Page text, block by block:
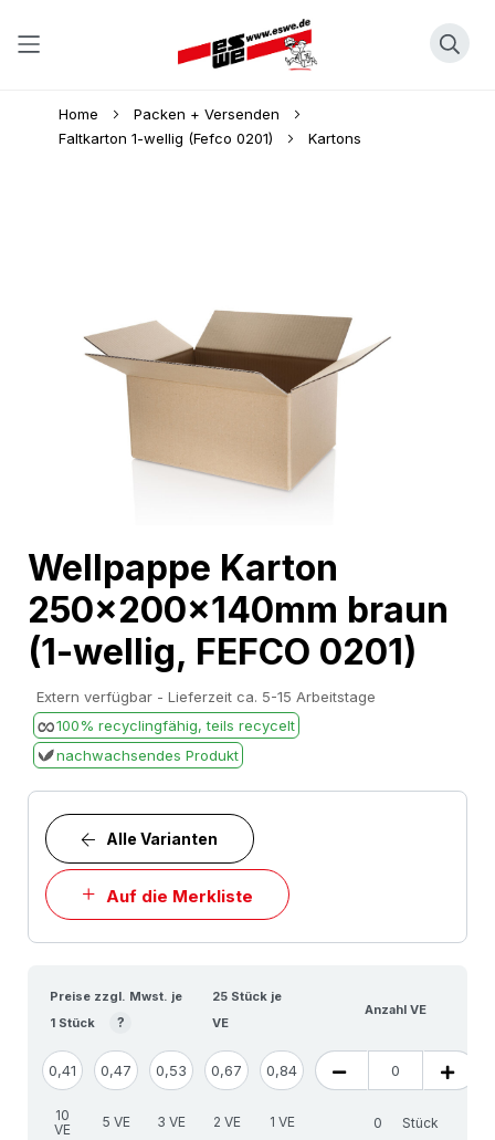
Home
Packen + Versenden
Faltkarton 1-wellig (Fefco 0201)
Kartons
to
the
beginning
of
the
images
gallery
Wellpappe Karton
250x200x140mm braun
(1-wellig, FEFCO 0201)
Extern verfügbar - Lieferzeit ca. 5-15 Arbeitstage
100% recyclingfähig, teils recycelt
nachwachsendes Produkt
Auf die Merkliste
Alle Varianten
Preise zzgl. Mwst. je
1 Stück
?
25 Stück je
VE
Anzahl VE
0,41 0,47 0,53 0,67 0,84
10
VE
5 VE 3 VE 2 VE 1 VE Stück